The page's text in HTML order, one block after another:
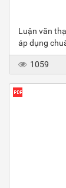
Luận văn
áp dụng
1059